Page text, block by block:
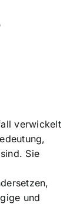
verwickelt
Sie
und